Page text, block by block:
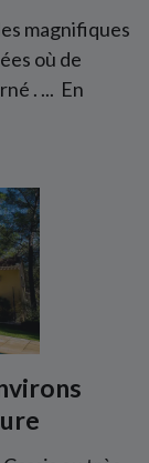
magnifiques
où de
. ... En